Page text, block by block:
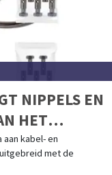
NIPPELS EN
HET
kabel- en
met de